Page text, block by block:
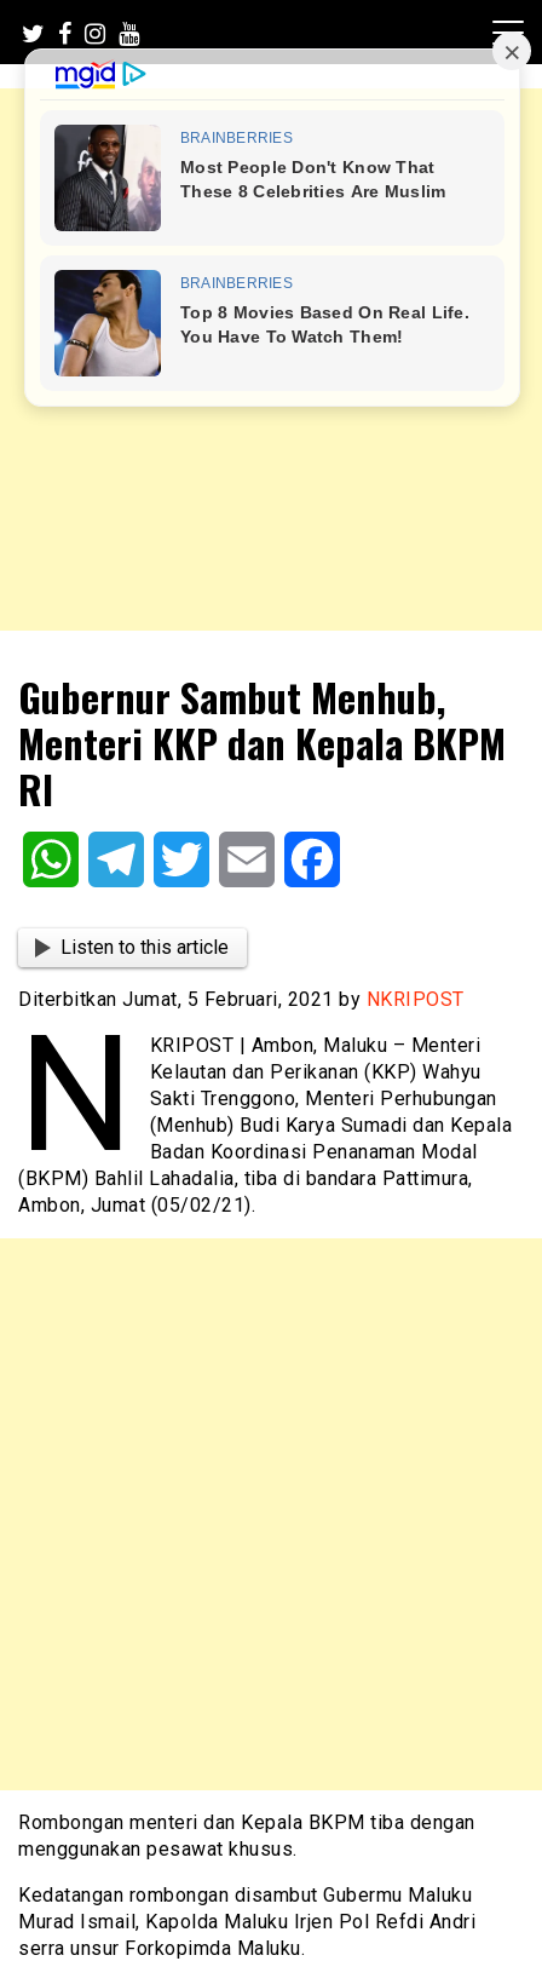
content
NKRIPOST
Gubernur Sambut Menhub,
Menteri KKP dan Kepala BKPM
RI
WhatsAppTelegram Twitter Email
Listen to this article
Diterbitkan Jumat, 5 Februari, 2021 by NKRIPOST
N
KRIPOST | Ambon, Maluku – Menteri
Kelautan dan Perikanan (KKP) Wahyu
Sakti Trenggono, Menteri Perhubungan
(Menhub) Budi Karya Sumadi dan Kepala
Badan Koordinasi Penanaman Modal
(BKPM) Bahlil Lahadalia, tiba di bandara Pattimura,
Ambon, Jumat (05/02/21).
Rombongan menteri dan Kepala BKPM tiba dengan
menggunakan pesawat khusus.
Kedatangan rombongan disambut Gubermu Maluku
Murad Ismail, Kapolda Maluku Irjen Pol Refdi Andri
serra unsur Forkopimda Maluku.